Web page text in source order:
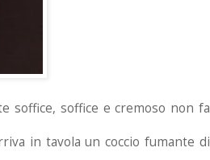
soffice, soffice e cremoso non fa
in tavola un coccio fumante di